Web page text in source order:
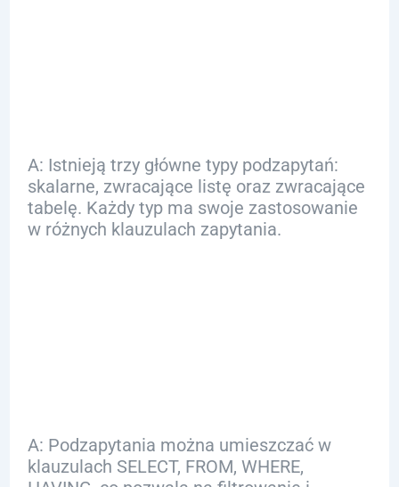
A: Istnieją trzy główne typy podzapytań:
skalarne, zwracające listę oraz zwracające
tabelę. Każdy typ ma swoje zastosowanie
w różnych klauzulach zapytania.
A: Podzapytania można umieszczać w
klauzulach SELECT, FROM, WHERE,